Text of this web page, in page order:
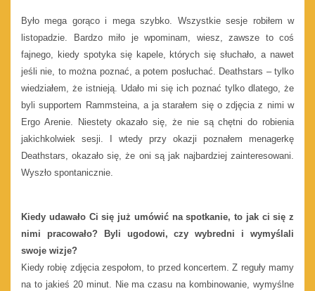
Było mega gorąco i mega szybko. Wszystkie sesje robiłem w
listopadzie. Bardzo miło je wpominam, wiesz, zawsze to coś
fajnego, kiedy spotyka się kapele, których się słuchało, a nawet
jeśli nie, to można poznać, a potem posłuchać. Deathstars – tylko
wiedziałem, że istnieją. Udało mi się ich poznać tylko dlatego, że
byli supportem Rammsteina, a ja starałem się o zdjęcia z nimi w
Ergo Arenie. Niestety okazało się, że nie są chętni do robienia
jakichkolwiek sesji. I wtedy przy okazji poznałem menagerkę
Deathstars, okazało się, że oni są jak najbardziej zainteresowani.
Wyszło spontanicznie.
Kiedy udawało Ci się już umówić na spotkanie, to jak ci się z
nimi pracowało? Byli ugodowi, czy wybredni i wymyślali
swoje wizje?
Kiedy robię zdjęcia zespołom, to przed koncertem. Z reguły mamy
na to jakieś 20 minut. Nie ma czasu na kombinowanie, wymyślne